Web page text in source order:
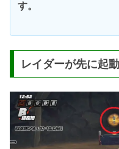
す。
レイダーが先に起